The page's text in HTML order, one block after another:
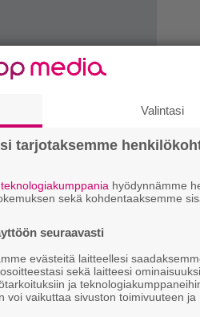
Valintasi
tarjotaksemme
hyödynnämme
sekä kohdentaaksemme
seuraavasti
evästeitä laitteellesi
sekä laitteesi
ja
voi vaikuttaa sivuston toimivuuteen ja